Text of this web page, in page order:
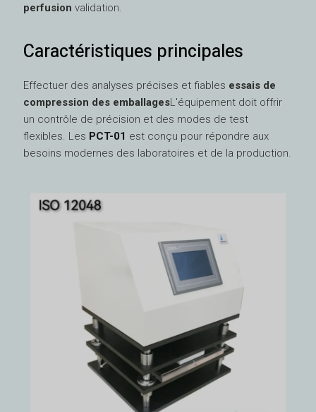
perfusion validation.
Caractéristiques principales
Effectuer des analyses précises et fiables essais de
compression des emballagesL'équipement doit offrir
un contrôle de précision et des modes de test
flexibles. Les PCT-01 est conçu pour répondre aux
besoins modernes des laboratoires et de la production.